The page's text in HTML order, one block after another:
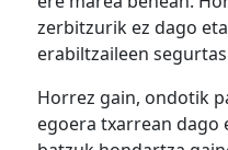
zerbitzurik ez dago
erabiltzaileen
Horrez gain, ondotik
egoera txarrean dago